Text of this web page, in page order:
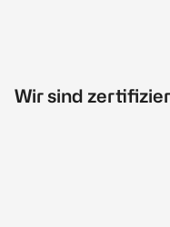
Wir sind